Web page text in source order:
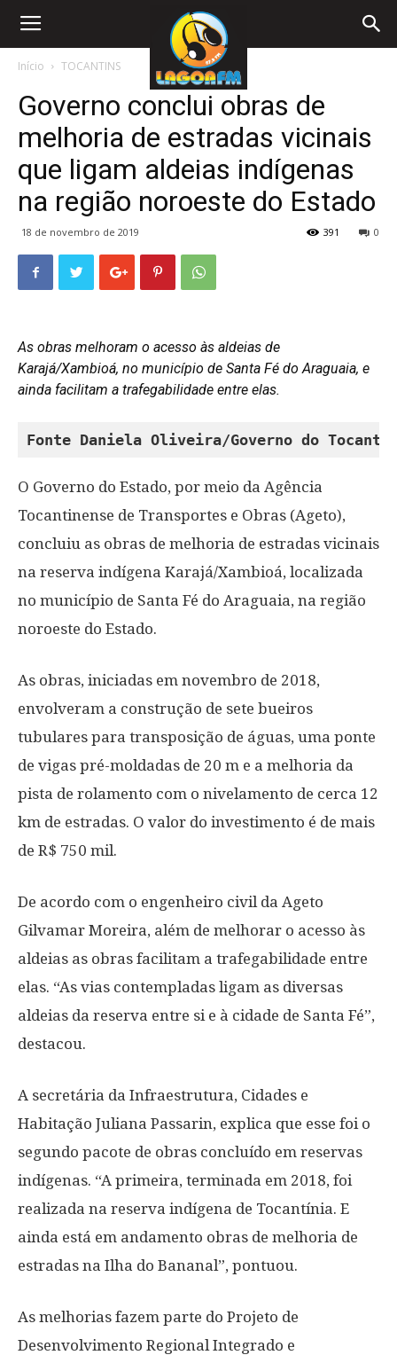
Início TOCANTINS
Governo conclui obras de
melhoria de estradas vicinais
que ligam aldeias indígenas
na região noroeste do Estado
18 de novembro de 2019 0
391
As obras melhoram o acesso às aldeias de
Karajá/Xambioá, no município de Santa Fé do Araguaia, e
ainda facilitam a trafegabilidade entre elas.
Fonte Daniela Oliveira/Governo do
O Governo do Estado, por meio da Agência
Tocantinense de Transportes e Obras (Ageto),
concluiu as obras de melhoria de estradas vicinais
na reserva indígena Karajá/Xambioá, localizada
no município de Santa Fé do Araguaia, na região
noroeste do Estado.
As obras, iniciadas em novembro de 2018,
envolveram a construção de sete bueiros
tubulares para transposição de águas, uma ponte
de vigas pré-moldadas de 20 m e a melhoria da
pista de rolamento com o nivelamento de cerca 12
km de estradas. O valor do investimento é de mais
de R$ 750 mil.
De acordo com o engenheiro civil da Ageto
Gilvamar Moreira, além de melhorar o acesso às
aldeias as obras facilitam a trafegabilidade entre
elas. “As vias contempladas ligam as diversas
aldeias da reserva entre si e à cidade de Santa Fé”,
destacou.
A secretária da Infraestrutura, Cidades e
Habitação Juliana Passarin, explica que esse foi o
segundo pacote de obras concluído em reservas
indígenas. “A primeira, terminada em 2018, foi
realizada na reserva indígena de Tocantínia. E
ainda está em andamento obras de melhoria de
estradas na Ilha do Bananal”, pontuou.
As melhorias fazem parte do Projeto de
Desenvolvimento Regional Integrado e